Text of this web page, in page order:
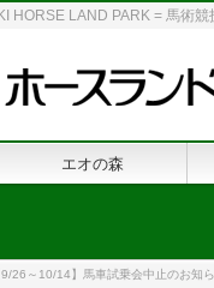
HORSE LAND PARK = 馬術
エオの森
9/26～10/14】馬車試乗会中止のお知ら